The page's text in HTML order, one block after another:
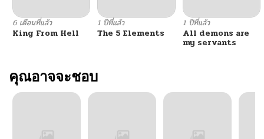
ตอนที่ 6
ตอนที่ 5 10/05/2024
ตอนที่ 4
6 เดือนที่แล้ว
King From Hell
1 ปีที่แล้ว
The 5 Elements
1 ปีที่แล้ว
All demons are
my servants
คุณอาจจะชอบ